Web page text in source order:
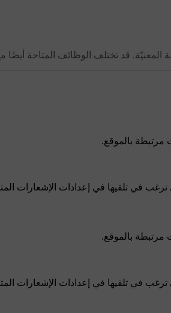
في تلقيها في إعدادات الإشعارات
في تلقيها في إعدادات الإشعارات